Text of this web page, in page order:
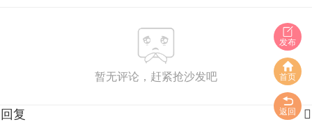
暂无评论，赶紧抢沙发吧
发布
首页
返回 
回复